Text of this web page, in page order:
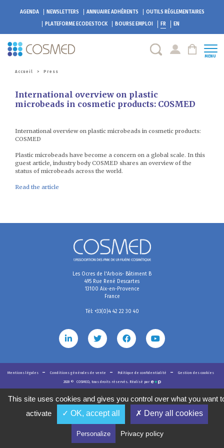
AGENDA NEWSLETTERS ANNUAIRE ADHÉRENTS
OUTILS RÉGLEMENTAIRES
PLATEFORME ECODESTOCK BOURSE EMPLOI FR EN
MENU
Accueil > Press
International overview on plastic
microbeads in cosmetic products: COSMED
International overview on plastic microbeads in cosmetic products:
COSMED
Plastic microbeads have become a concern on a global scale. In this
guest article, industry body COSMED shares an overview of the
status of microbeads across the world.
Read the article
Les Ocres de l'Arbois- Bâtiment B
495 Rue René Descartes
13100 Aix-en-Provence
France
Tél: +33(0)4 42 22 30 40
Mentions légales Conditions générales de vente Politique de confidentialité
Gestion des cookies
2020 © COSMED, tous droits réservés. Réalisé par
This site uses cookies and gives you control over what you want
activate
✓ OK, accept all ✗ Deny all cookies
Personalize Privacy policy